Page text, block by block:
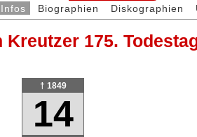
Biographien Diskographien
Kreutzer 175.
† 1849
14